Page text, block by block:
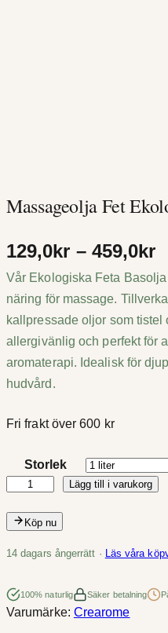
Massageolja Fet
129,0kr – 459,0krP
r
i
s
e
a
l
Vår Ekologiska Feta
näring för massage.
kallpressade oljor som tistel
allergivänlig och perfekt för
aromaterapi. Idealisk för
hudvård.
Fri frakt över 600 kr
Storlek
s
s
g
e
Lägg till i varukorg
Köp nu
14 dagars ångerrätt · Läs våra
100% naturlig Säker betalning
Varumärke: Crearome